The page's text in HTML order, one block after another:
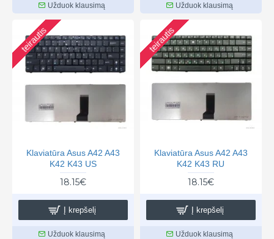
Užduok klausimą Užduok klausimą
teirautis
Klaviatūra Asus A42 A43
K42 K43 US
18.15€
Į krepšelį
Užduok klausimą
teirautis
Klaviatūra Asus A42 A43
K42 K43 RU
18.15€
Į krepšelį
Užduok klausimą